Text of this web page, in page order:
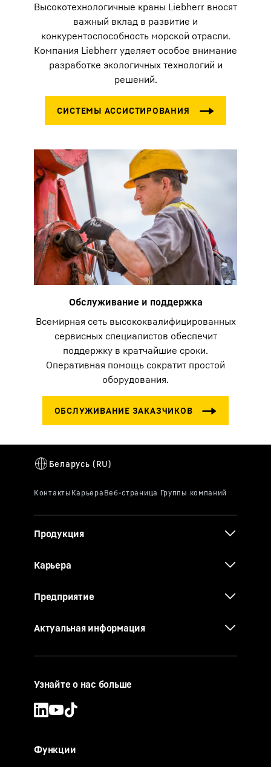
Высокотехнологичные краны Liebherr вносят
важный вклад в развитие и
конкурентоспособность морской отрасли.
Компания Liebherr уделяет особое внимание
разработке экологичных технологий и
решений.
Обслуживание и поддержка
Всемирная сеть высококвалифицированных
сервисных специалистов обеспечит
поддержку в кратчайшие сроки.
Оперативная помощь сократит простой
оборудования.
Продукция
Карьера
Предприятие
Актуальная информация
Узнайте о нас больше
Функции